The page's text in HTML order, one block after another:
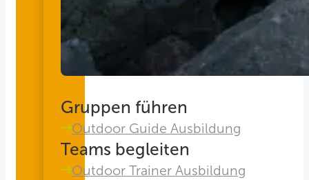
Gruppen führen
Outdoor Guide Ausbildung
Teams begleiten
Outdoor Trainer Ausbildung